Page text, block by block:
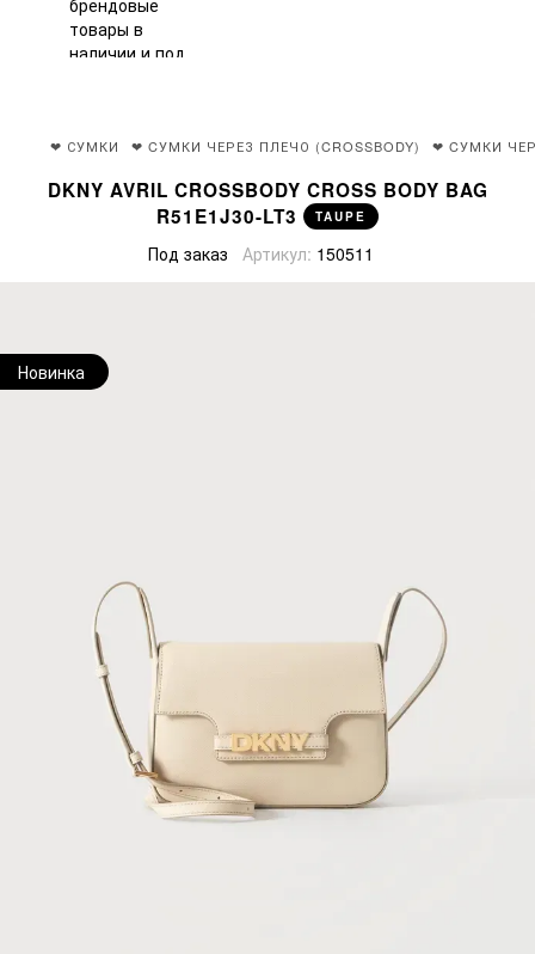
❤ СУМКИ ❤ CУМКИ ЧЕРЕЗ ПЛЕЧО (CROSSBODY) ❤ CУМКИ
DKNY AVRIL CROSSBODY CROSS BODY BAG
R51E1J30-LT3
TAUPE
Под заказ Артикул: 150511
Новинка